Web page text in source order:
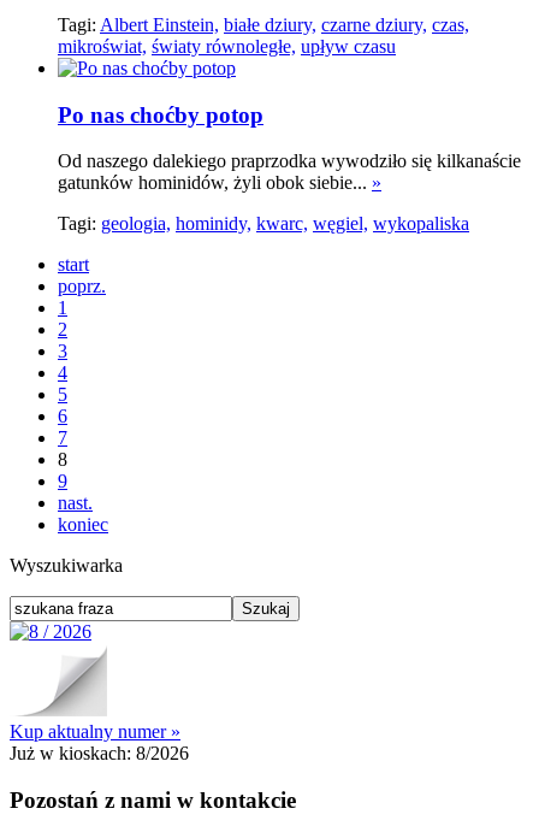
Tagi: Albert Einstein, białe dziury, czarne dziury, czas,
mikroświat, światy równoległe, upływ czasu
Po nas choćby potop
Od naszego dalekiego praprzodka wywodziło się kilkanaście
gatunków hominidów, żyli obok siebie... »
Tagi: geologia, hominidy, kwarc, węgiel, wykopaliska
start
poprz.
1
2
3
4
5
6
7
8
9
nast.
koniec
Wyszukiwarka
Kup aktualny numer »
Już w kioskach: 8/2026
Pozostań z nami w kontakcie